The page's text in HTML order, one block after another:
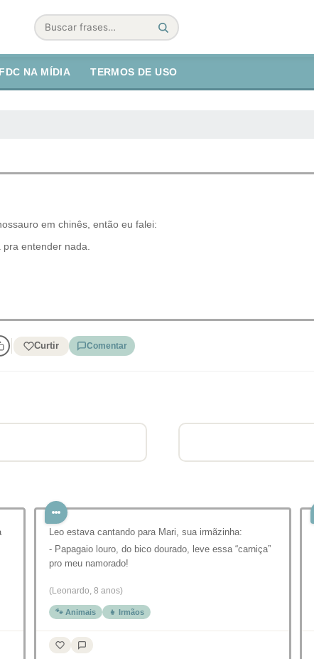
Buscar
FDC NA MÍDIA TERMOS DE USO
em chinês, então eu falei:
entender nada.
Curtir Comentar
Leo estava cantando para Mari, sua irmãzinha:
- Papagaio louro, do bico dourado, leve essa “carniça”
pro meu namorado!
(Leonardo, 8 anos)
🐾 Animais 👧 Irmãos